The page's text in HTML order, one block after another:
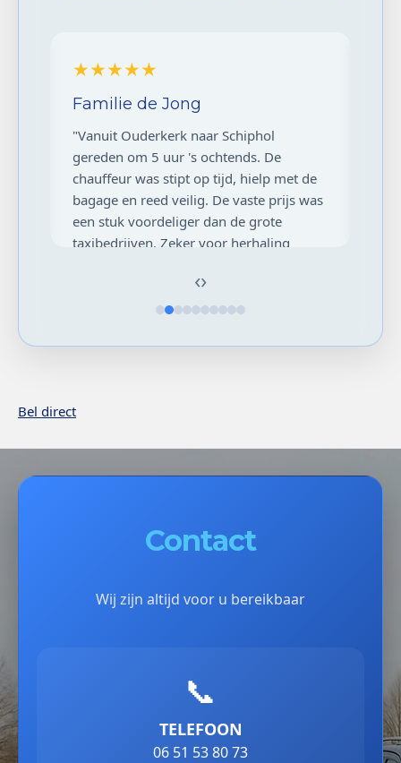
★★★★☆
Annelies
"Over het algemeen een perfecte rit naar
Capelle aan den IJssel! De auto was
modern en de chauffeur was vriendelijk.
Het enige minpuntje was dat de rit via de
app iets duurder was dan een telefoontje,
maar voor het gemak prima."
‹›
Bel direct
Contact
Wij zijn altijd voor u bereikbaar
📞
TELEFOON
06 51 53 80 73